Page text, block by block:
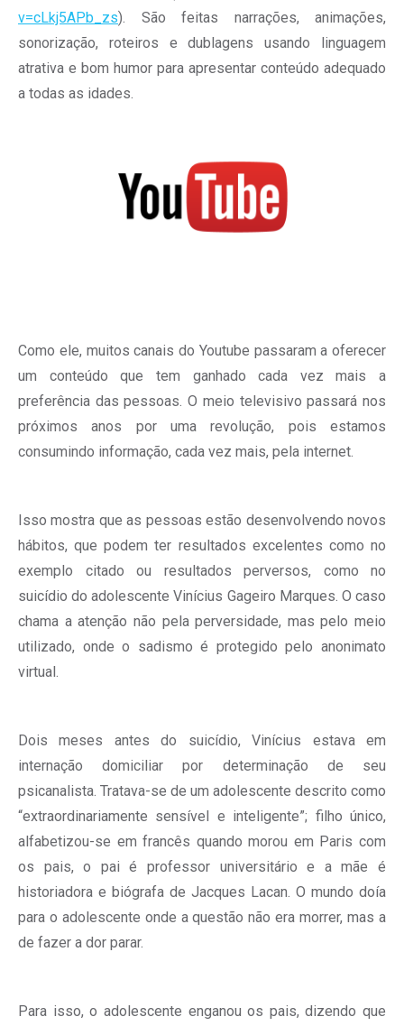
v=cLkj5APb_zs). São feitas narrações, animações,
sonorização, roteiros e dublagens usando linguagem
atrativa e bom humor para apresentar conteúdo adequado
a todas as idades.
Como ele, muitos canais do Youtube passaram a oferecer
um conteúdo que tem ganhado cada vez mais a
preferência das pessoas. O meio televisivo passará nos
próximos anos por uma revolução, pois estamos
consumindo informação, cada vez mais, pela internet.
Isso mostra que as pessoas estão desenvolvendo novos
hábitos, que podem ter resultados excelentes como no
exemplo citado ou resultados perversos, como no
suicídio do adolescente Vinícius Gageiro Marques. O caso
chama a atenção não pela perversidade, mas pelo meio
utilizado, onde o sadismo é protegido pelo anonimato
virtual.
Dois meses antes do suicídio, Vinícius estava em
internação domiciliar por determinação de seu
psicanalista. Tratava-se de um adolescente descrito como
“extraordinariamente sensível e inteligente”; filho único,
alfabetizou-se em francês quando morou em Paris com
os pais, o pai é professor universitário e a mãe é
historiadora e biógrafa de Jacques Lacan. O mundo doía
para o adolescente onde a questão não era morrer, mas a
de fazer a dor parar.
Para isso, o adolescente enganou os pais, dizendo que